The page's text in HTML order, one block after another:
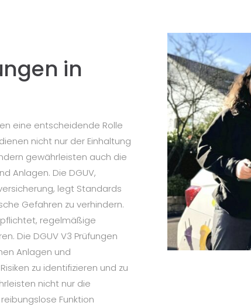
in
eine entscheidende Rolle
nicht nur der Einhaltung
gewährleisten auch die
Anlagen. Die DGUV,
legt Standards
Gefahren zu verhindern.
regelmäßige
Die DGUV V3 Prüfungen
Anlagen und
zu identifizieren und zu
nicht nur die
Funktion